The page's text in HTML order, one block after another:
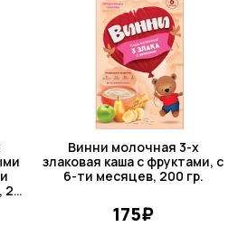
Винни молочная 3-х
злаковая каша с фруктами, с
6-ти месяцев, 200 гр.
175₽